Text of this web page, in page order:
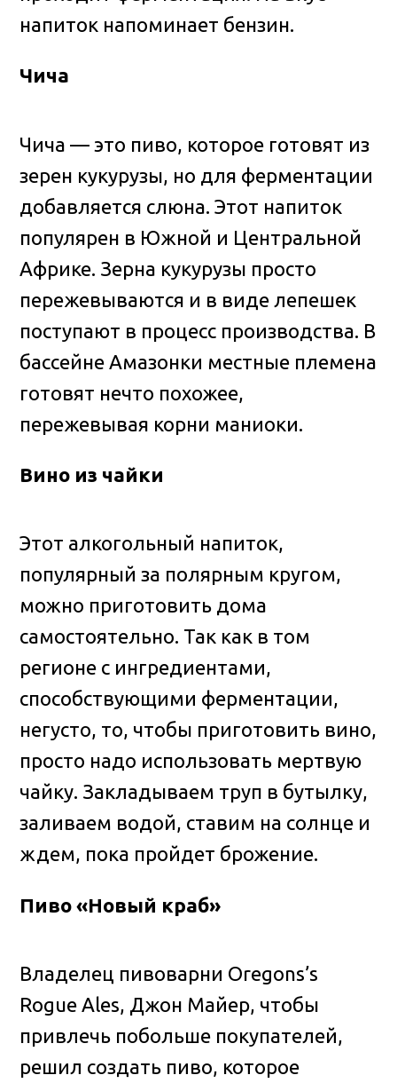
напиток напоминает бензин.
Чича
Чича — это пиво, которое готовят из
зерен кукурузы, но для ферментации
добавляется слюна. Этот напиток
популярен в Южной и Центральной
Африке. Зерна кукурузы просто
пережевываются и в виде лепешек
поступают в процесс производства. В
бассейне Амазонки местные племена
готовят нечто похожее,
пережевывая корни маниоки.
Вино из чайки
Этот алкогольный напиток,
популярный за полярным кругом,
можно приготовить дома
самостоятельно. Так как в том
регионе с ингредиентами,
способствующими ферментации,
негусто, то, чтобы приготовить вино,
просто надо использовать мертвую
чайку. Закладываем труп в бутылку,
заливаем водой, ставим на солнце и
ждем, пока пройдет брожение.
Пиво «Новый краб»
Владелец пивоварни Oregons’s
Rogue Ales, Джон Майер, чтобы
привлечь побольше покупателей,
решил создать пиво, которое